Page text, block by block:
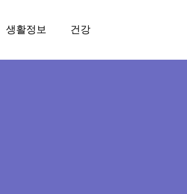
생활정보 건강